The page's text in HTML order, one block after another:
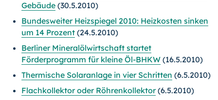
Gebäude (30.5.2010)
Bundesweiter Heizspiegel 2010: Heizkosten sinken
um 14 Prozent (24.5.2010)
Berliner Mineralölwirtschaft startet
Förderprogramm für kleine Öl-BHKW (16.5.2010)
Thermische Solaranlage in vier Schritten (6.5.2010)
Flachkollektor oder Röhrenkollektor(6.5.2010)